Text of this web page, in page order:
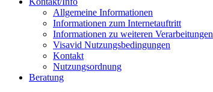
Allgemeine Informationen
Informationen zum Internetauftritt
Informationen zu weiteren Verarbeitungen
Visavid Nutzungsbedingungen
Kontakt
Nutzungsordnung
Beratung